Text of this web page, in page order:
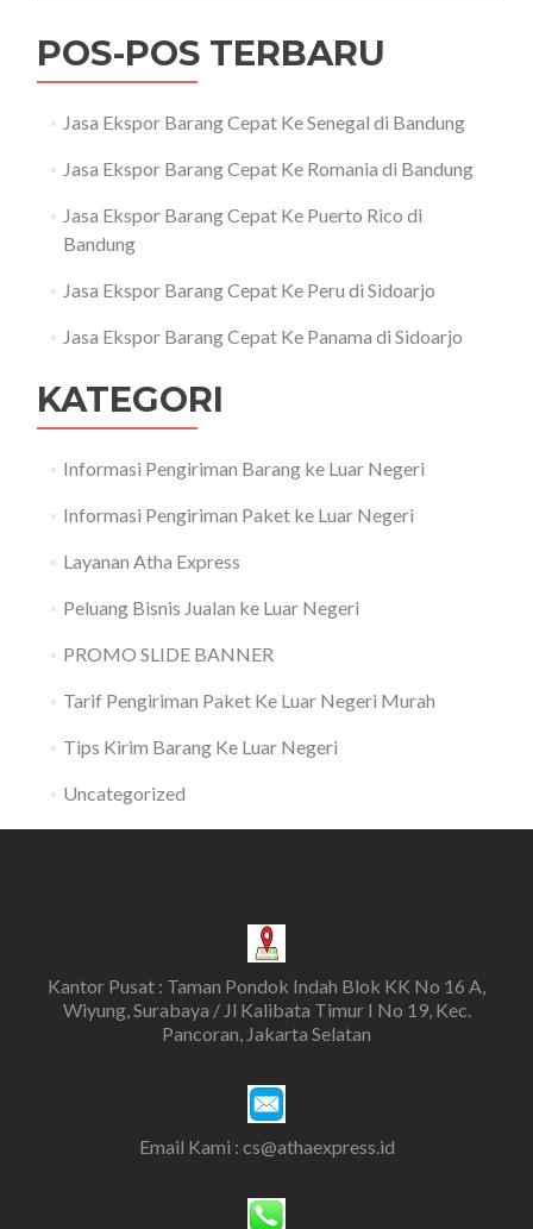
POS-POS TERBARU
Jasa Ekspor Barang Cepat Ke Senegal di Bandung
Jasa Ekspor Barang Cepat Ke Romania di Bandung
Jasa Ekspor Barang Cepat Ke Puerto Rico di
Bandung
Jasa Ekspor Barang Cepat Ke Peru di Sidoarjo
Jasa Ekspor Barang Cepat Ke Panama di Sidoarjo
KATEGORI
Informasi Pengiriman Barang ke Luar Negeri
Informasi Pengiriman Paket ke Luar Negeri
Layanan Atha Express
Peluang Bisnis Jualan ke Luar Negeri
PROMO SLIDE BANNER
Tarif Pengiriman Paket Ke Luar Negeri Murah
Tips Kirim Barang Ke Luar Negeri
Uncategorized
Kantor Pusat : Taman Pondok Indah Blok KK No 16 A,
Wiyung, Surabaya / Jl Kalibata Timur I No 19, Kec.
Pancoran, Jakarta Selatan
Email Kami : cs@athaexpress.id